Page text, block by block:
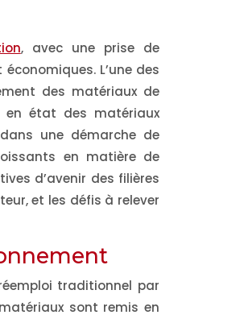
, avec une prise de
L’une des
des matériaux de
en état des matériaux
une démarche de
en matière de
d’avenir des filières
et les défis à relever
traditionnel par
sont remis en
Lutte contre la pollution
plastique : bientôt une
loi pour généraliser le
réemploi des
emballages ?
15/07/26 Réglementation